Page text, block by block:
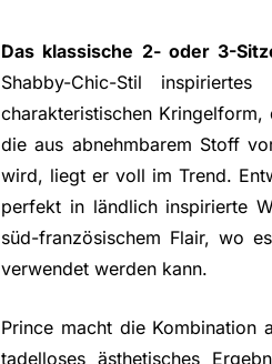
Das klassische 2- oder 3-
Shabby-Chic-Stil
charakteristischen
die aus abnehmbarem Stoff
wird, liegt er voll im Trend.
perfekt in ländlich inspirierte
süd-französischem Flair, wo
verwendet werden kann.
Prince macht die Kombination
tadelloses ästhetisches